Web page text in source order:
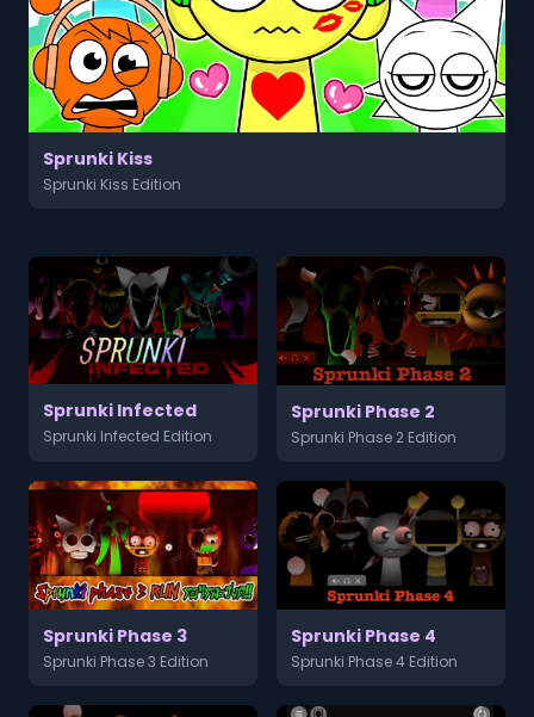
Sprunki Kiss
Sprunki Kiss Edition
Sprunki Infected
Sprunki Infected Edition
Sprunki Phase 2
Sprunki Phase 2 Edition
Sprunki Phase 3
Sprunki Phase 3 Edition
Sprunki Phase 4
Sprunki Phase 4 Edition